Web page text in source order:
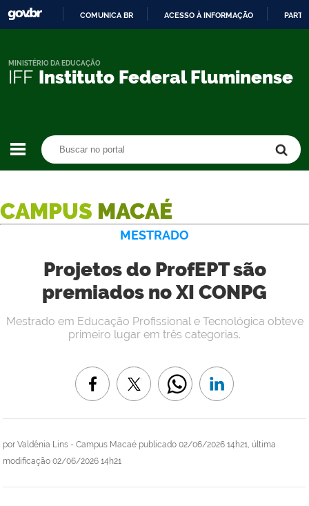
CONTEÚDO
COMUNICA BR ACESSO À INFORMAÇÃO
IFF Instituto Federal Fluminense
MINISTÉRIO DA EDUCAÇÃO
CAMPUS MACAÉ
MESTRADO
Projetos do ProfEPT são
premiados no XI CONPG
por Valdênia Lins - Campus Macaé publicado 02/06/2026 14h21, última
modificação 02/06/2026 14h21
Mestrado em Educação Profissional e Tecnológica obteve
primeiro lugar em três categorias.